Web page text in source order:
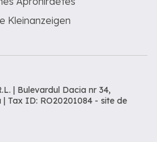
Kleinanzeigen
| Bulevardul Dacia nr 34,
Tax ID: RO20201084 - site de